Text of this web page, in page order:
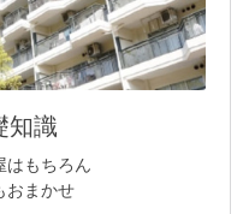
知識
はもちろん
おまかせ